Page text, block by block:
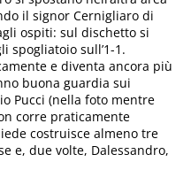
il signor Cernigliaro di
ospiti: sul dischetto si
spogliatoio sull’1-1.
e diventa ancora più
buona guardia sui
Pucci (nella foto mentre
corre praticamente
costruisce almeno tre
e, due volte, Dalessandro,